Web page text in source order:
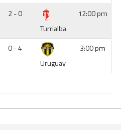
2 - 0
Turrialba
12:00 pm
0 - 4
Uruguay
3:00 pm